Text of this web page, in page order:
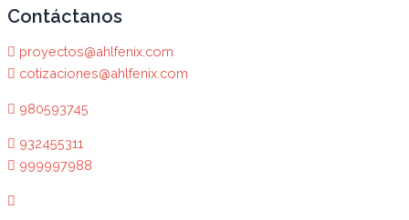
Contáctanos
proyectos@ahlfenix.com
cotizaciones@ahlfenix.com
980593745
932455311
999997988